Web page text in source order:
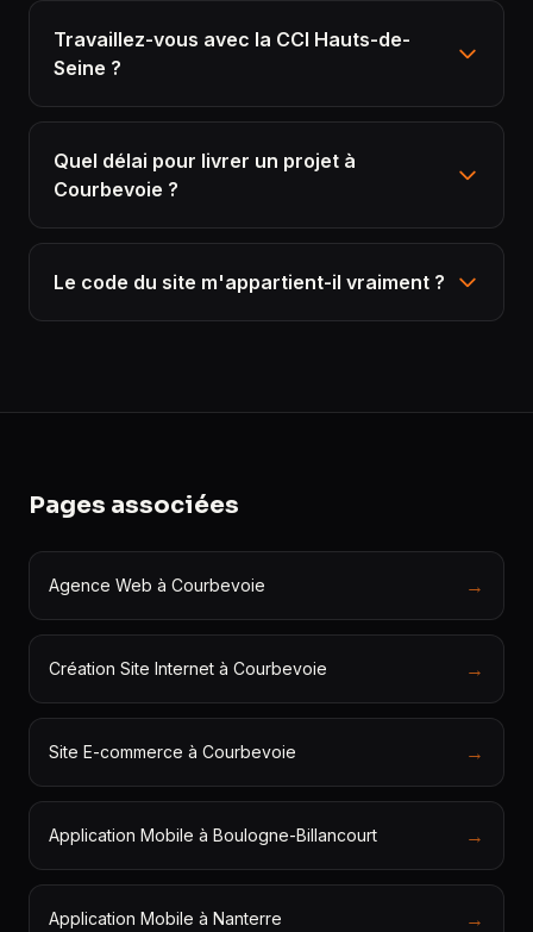
Travaillez-vous avec la CCI Hauts-de-
Seine ?
Quel délai pour livrer un projet à
Courbevoie ?
Le code du site m'appartient-il vraiment ?
Pages associées
Agence Web à Courbevoie →
Création Site Internet à Courbevoie →
Site E-commerce à Courbevoie →
Application Mobile à Boulogne-Billancourt →
Application Mobile à Nanterre →